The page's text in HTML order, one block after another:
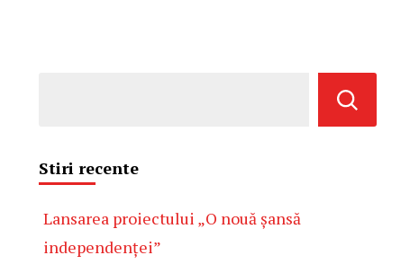
Stiri recente
Lansarea proiectului „O nouă șansă
independenței”